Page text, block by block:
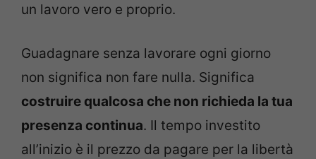
un lavoro vero e proprio.
Guadagnare senza lavorare ogni giorno
non significa non fare nulla. Significa
costruire qualcosa che non richieda la tua
presenza continua. Il tempo investito
all’inizio è il prezzo da pagare per la libertà